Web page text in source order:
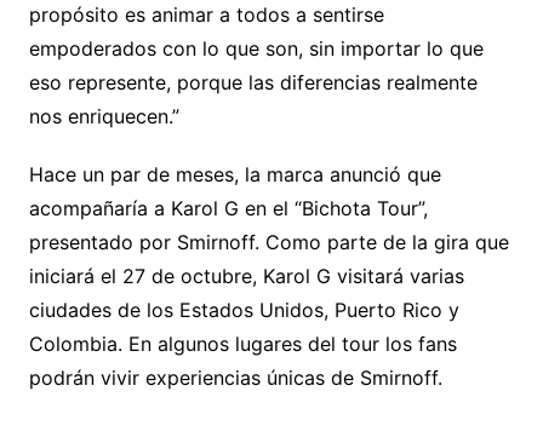
propósito es animar a todos a sentirse
empoderados con lo que son, sin importar lo que
eso represente, porque las diferencias realmente
nos enriquecen.”
Hace un par de meses, la marca anunció que
acompañaría a Karol G en el “Bichota Tour”,
presentado por Smirnoff. Como parte de la gira que
iniciará el 27 de octubre, Karol G visitará varias
ciudades de los Estados Unidos, Puerto Rico y
Colombia. En algunos lugares del tour los fans
podrán vivir experiencias únicas de Smirnoff.